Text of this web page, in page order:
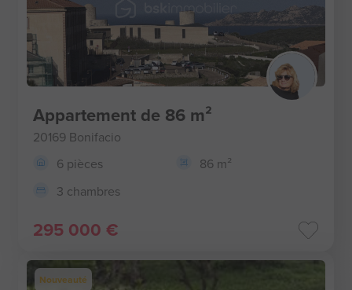
Appartement de 86 m²
20169 Bonifacio
6 pièces
86 m²
3 chambres
295 000 €
Nouveauté